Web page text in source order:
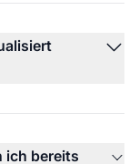
ich bereits